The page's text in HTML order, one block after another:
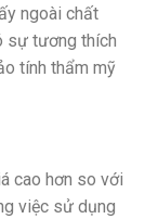
ngoài chất
sự tương thích
tính thẩm mỹ
cao hơn so với
việc sử dụng